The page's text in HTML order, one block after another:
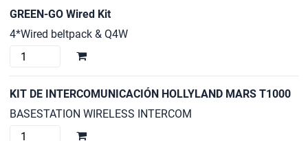
Wireless
cantidad
GREEN-GO Wired Kit
4*Wired beltpack & Q4W
GREEN-
Wired
cantidad
KIT DE INTERCOMUNICACIÓN HOLLYLAND MARS T1000
BASESTATION WIRELESS INTERCOM
KIT